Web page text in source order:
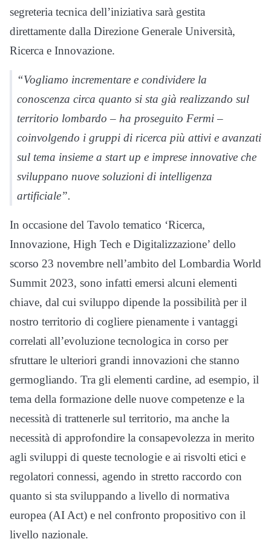
segreteria tecnica dell’iniziativa sarà gestita
direttamente dalla Direzione Generale Università,
Ricerca e Innovazione.
“Vogliamo incrementare e condividere la
conoscenza circa quanto si sta già realizzando sul
territorio lombardo – ha proseguito Fermi –
coinvolgendo i gruppi di ricerca più attivi e avanzati
sul tema insieme a start up e imprese innovative che
sviluppano nuove soluzioni di intelligenza
artificiale”.
In occasione del Tavolo tematico ‘Ricerca,
Innovazione, High Tech e Digitalizzazione’ dello
scorso 23 novembre nell’ambito del Lombardia World
Summit 2023, sono infatti emersi alcuni elementi
chiave, dal cui sviluppo dipende la possibilità per il
nostro territorio di cogliere pienamente i vantaggi
correlati all’evoluzione tecnologica in corso per
sfruttare le ulteriori grandi innovazioni che stanno
germogliando. Tra gli elementi cardine, ad esempio, il
tema della formazione delle nuove competenze e la
necessità di trattenerle sul territorio, ma anche la
necessità di approfondire la consapevolezza in merito
agli sviluppi di queste tecnologie e ai risvolti etici e
regolatori connessi, agendo in stretto raccordo con
quanto si sta sviluppando a livello di normativa
europea (AI Act) e nel confronto propositivo con il
livello nazionale.